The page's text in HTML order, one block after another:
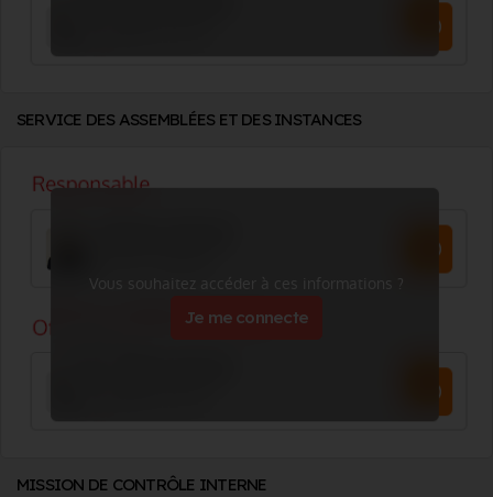
SERVICE DES ASSEMBLÉES ET DES INSTANCES
Vous souhaitez accéder à ces informations ?
Je me connecte
MISSION DE CONTRÔLE INTERNE